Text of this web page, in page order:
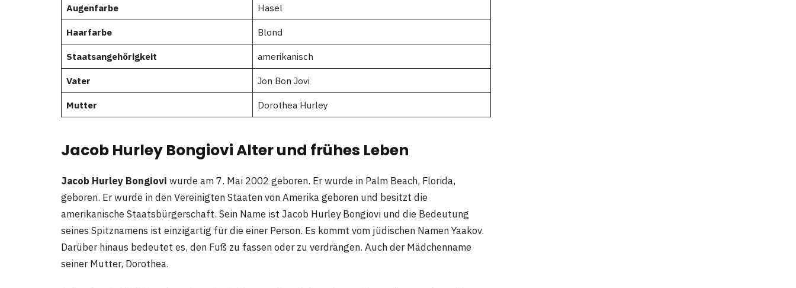
Augenfarbe Hasel
Haarfarbe Blond
Staatsangehörigkeit amerikanisch
Vater Jon Bon Jovi
Mutter Dorothea Hurley
Jacob Hurley Bongiovi Alter und frühes Leben
Jacob Hurley Bongiovi wurde am 7. Mai 2002 geboren. Er wurde in Palm Beach, Florida,
geboren. Er wurde in den Vereinigten Staaten von Amerika geboren und besitzt die
amerikanische Staatsbürgerschaft. Sein Name ist Jacob Hurley Bongiovi und die Bedeutung
seines Spitznamens ist einzigartig für die einer Person. Es kommt vom jüdischen Namen Yaakov.
Darüber hinaus bedeutet es, den Fuß zu fassen oder zu verdrängen. Auch der Mädchenname
seiner Mutter, Dorothea.